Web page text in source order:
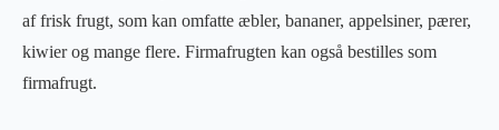
af frisk frugt, som kan omfatte æbler, bananer, appelsiner, pærer,
kiwier og mange flere. Firmafrugten kan også bestilles som
firmafrugt.